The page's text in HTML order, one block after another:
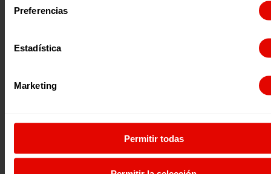
Preferencias
Estadística
Marketing
Permitir todas
Anterior: